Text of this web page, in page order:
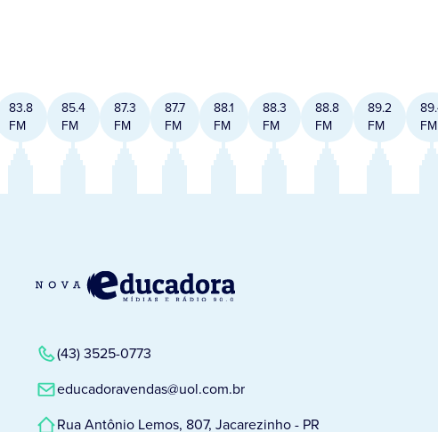
83.8
FM
85.4
FM
87.3
FM
87.7
FM
88.1
FM
88.3
FM
88.8
FM
89.2
FM
FM
(43) 3525-0773
educadoravendas@uol.com.br
Rua Antônio Lemos, 807, Jacarezinho - PR